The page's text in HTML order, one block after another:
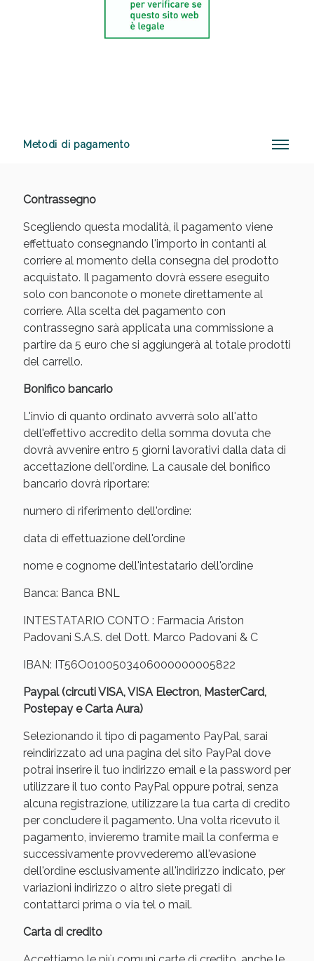
Metodi di pagamento
Contrassegno
Scegliendo questa modalità, il pagamento viene
effettuato consegnando l'importo in contanti al
corriere al momento della consegna del prodotto
acquistato. Il pagamento dovrà essere eseguito
solo con banconote o monete direttamente al
corriere. Alla scelta del pagamento con
contrassegno sarà applicata una commissione a
partire da 5 euro che si aggiungerà al totale prodotti
del carrello.
Bonifico bancario
L'invio di quanto ordinato avverrà solo all'atto
dell'effettivo accredito della somma dovuta che
dovrà avvenire entro 5 giorni lavorativi dalla data di
accettazione dell'ordine. La causale del bonifico
bancario dovrà riportare:
numero di riferimento dell'ordine:
data di effettuazione dell'ordine
nome e cognome dell'intestatario dell'ordine
Banca: Banca BNL
INTESTATARIO CONTO : Farmacia Ariston
Padovani S.A.S. del Dott. Marco Padovani & C
IBAN: IT56O0100503406000000005822
Paypal (circuti VISA, VISA Electron, MasterCard,
Postepay e Carta Aura)
Selezionando il tipo di pagamento PayPal, sarai
reindirizzato ad una pagina del sito PayPal dove
potrai inserire il tuo indirizzo email e la password per
utilizzare il tuo conto PayPal oppure potrai, senza
alcuna registrazione, utilizzare la tua carta di credito
per concludere il pagamento. Una volta ricevuto il
pagamento, invieremo tramite mail la conferma e
successivamente provvederemo all'evasione
dell'ordine esclusivamente all'indirizzo indicato, per
variazioni indirizzo o altro siete pregati di
contattarci prima o via tel o mail.
Carta di credito
Benessere Intestinale: Sconto fino al 55% valido
oggi!